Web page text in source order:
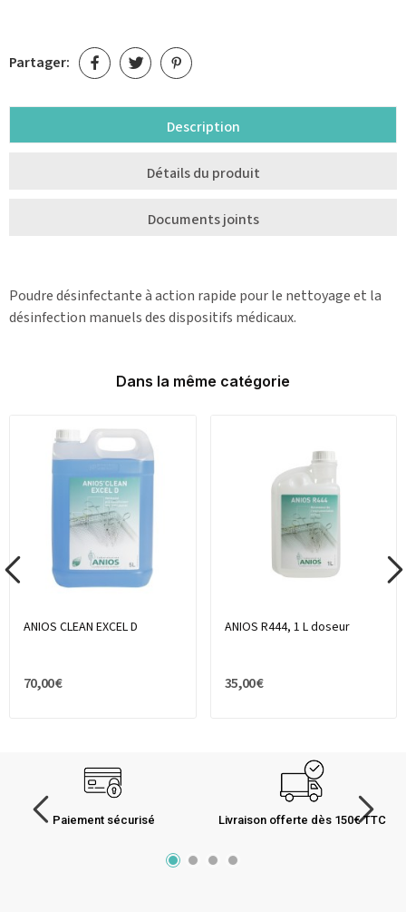
Partager:
Description
Détails du produit
Documents joints
Poudre désinfectante à action rapide pour le nettoyage et la
désinfection manuels des dispositifs médicaux.
Dans la même catégorie
ANIOS CLEAN EXCEL D
70,00 €
ANIOS R444, 1 L doseur
35,00 €
Paiement sécurisé Livraison offerte dès 150€ TTC